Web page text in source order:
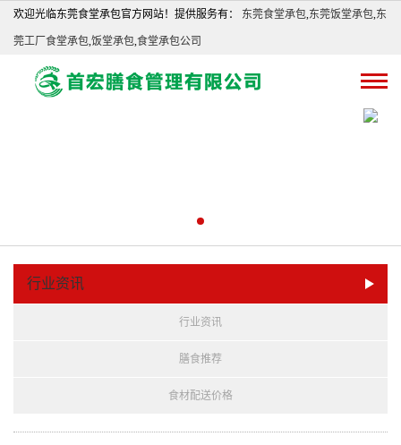
欢迎光临东莞食堂承包官方网站！提供服务有： 东莞食堂承包,东莞饭堂承包,东
莞工厂食堂承包,饭堂承包,食堂承包公司
行业资讯
行业资讯
膳食推荐
食材配送价格